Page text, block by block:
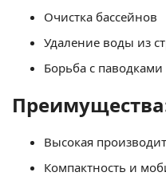
Очистка бассейнов
Удаление воды из
Борьба с
Высокая
Компактность и